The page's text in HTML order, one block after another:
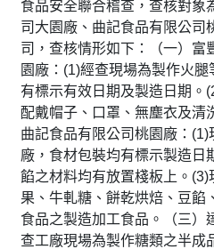
食品安全聯合稽查，查核對象
司大園廠、曲記食品有限公司
司，查核情形如下：（一）富
園廠：(1)經查現場為製作火
有標示有效日期及製造日期。
配戴帽子、口罩、無塵衣及清
曲記食品有限公司桃園廠：
廠，食材包裝均有標示製造日
餡之材料均有放置棧板上。
果、牛軋糖、餅乾烘焙、豆餡
食品之製造加工食品。（三）
查工廠現場為製作糖類之半成